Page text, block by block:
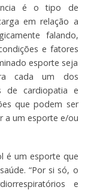
é o tipo de
em relação a
falando,
e fatores
esporte seja
cada um dos
de cardiopatia e
que podem ser
a um esporte e/ou
é um esporte que
“Por si só, o
e